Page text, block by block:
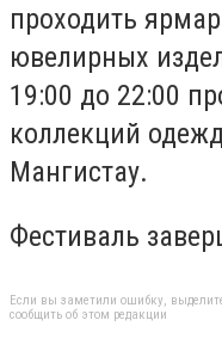
проходить
ювелирных
19:00 до 22:00
коллекций
Мангистау.
Фестиваль
Если вы заметили ошибку,
сообщить об этом редакции